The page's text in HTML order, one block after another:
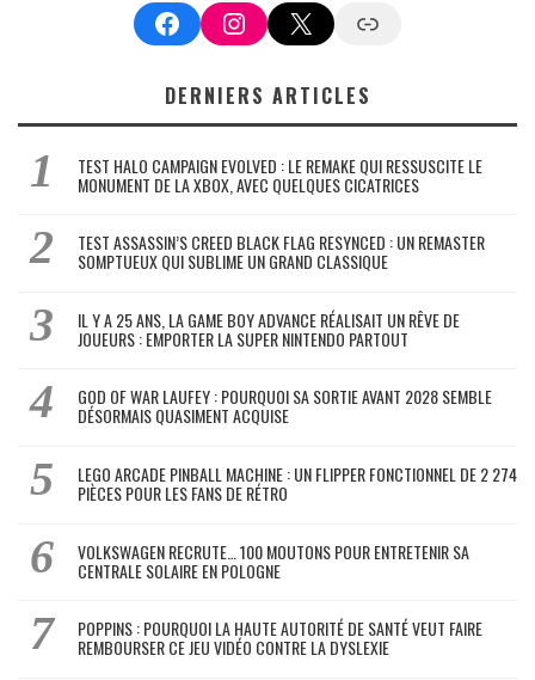
FacebookInstagram
X Google News
DERNIERS ARTICLES
TEST HALO CAMPAIGN EVOLVED : LE REMAKE QUI RESSUSCITE LE
MONUMENT DE LA XBOX, AVEC QUELQUES CICATRICES
TEST ASSASSIN’S CREED BLACK FLAG RESYNCED : UN REMASTER
SOMPTUEUX QUI SUBLIME UN GRAND CLASSIQUE
IL Y A 25 ANS, LA GAME BOY ADVANCE RÉALISAIT UN RÊVE DE
JOUEURS : EMPORTER LA SUPER NINTENDO PARTOUT
GOD OF WAR LAUFEY : POURQUOI SA SORTIE AVANT 2028 SEMBLE
DÉSORMAIS QUASIMENT ACQUISE
LEGO ARCADE PINBALL MACHINE : UN FLIPPER FONCTIONNEL DE 2 274
PIÈCES POUR LES FANS DE RÉTRO
VOLKSWAGEN RECRUTE… 100 MOUTONS POUR ENTRETENIR SA
CENTRALE SOLAIRE EN POLOGNE
POPPINS : POURQUOI LA HAUTE AUTORITÉ DE SANTÉ VEUT FAIRE
REMBOURSER CE JEU VIDÉO CONTRE LA DYSLEXIE